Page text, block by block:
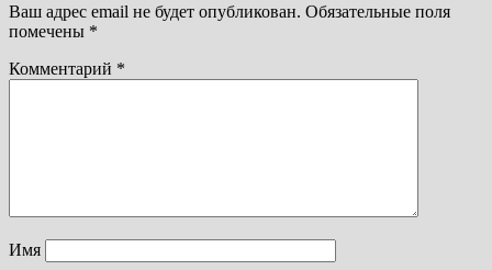
Ваш адрес email не будет опубликован. Обязательные поля
помечены *
Комментарий *
Имя